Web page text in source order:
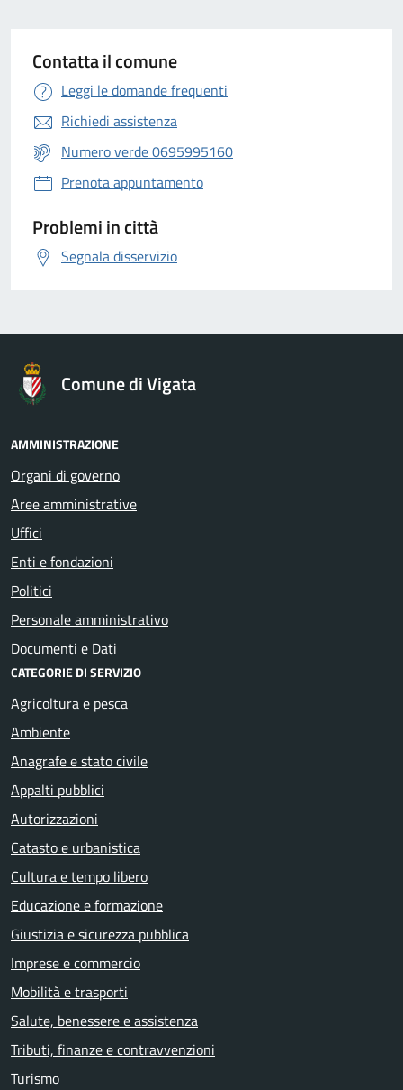
Contatta il comune
Leggi le domande frequenti
Richiedi assistenza
Numero verde 0695995160
Prenota appuntamento
Problemi in città
Segnala disservizio
Comune di Vigata
AMMINISTRAZIONE
Organi di governo
Aree amministrative
Uffici
Enti e fondazioni
Politici
Personale amministrativo
Documenti e Dati
CATEGORIE DI SERVIZIO
Agricoltura e pesca
Ambiente
Anagrafe e stato civile
Appalti pubblici
Autorizzazioni
Catasto e urbanistica
Cultura e tempo libero
Educazione e formazione
Giustizia e sicurezza pubblica
Imprese e commercio
Mobilità e trasporti
Salute, benessere e assistenza
Tributi, finanze e contravvenzioni
Turismo